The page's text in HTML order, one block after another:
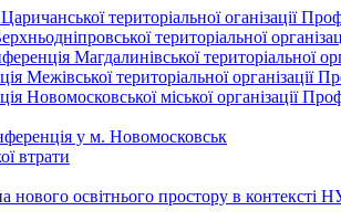
територіальної оганізації
територіальної
Магдалинівської територіальної
Межівської територіальної організації
Новомосковської міської організації
у м. Новомосковськ
втрати
нового освітнього простору в контексті